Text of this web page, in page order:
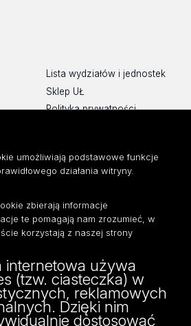
Lista wydziałów i jednostek
Sklep UŁ
Polityka prywatności
Mapa Strony
635 57 43
umożliwiają podstawowe funkcje
działania witryny.
zbierają informacje
te pomagają nam zrozumieć, w
korzystają z naszej strony
internetowa używa
(tzw. ciasteczka) w
reklamowych
Dzięki nim
dostosować